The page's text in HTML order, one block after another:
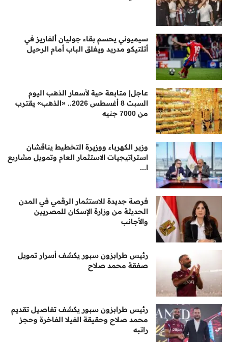
سيميوني يحسم بقاء جوليان ألفاريز في
أتلتيكو مدريد ويغلق الباب أمام الرحيل
عاجل| متابعة حية لأسعار الذهب اليوم
السبت 8 أغسطس 2026.. «الذهب» يقترب
من 7000 جنيه
وزير الكهرباء ووزيرة التخطيط يناقشان
استراتيجيات الاستثمار العام وتمويل مشاريع
ا...
فرصة جديدة للاستثمار الرقمي في المدن
الحديثة من وزارة الإسكان للمصريين
والأجانب
رئيس طرابزون سبور يكشف أسرار تمويل
صفقة محمد صلاح
رئيس طرابزون سبور يكشف تفاصيل تقديم
محمد صلاح وحقيقة الفيلا الفاخرة وحجز
راتبه